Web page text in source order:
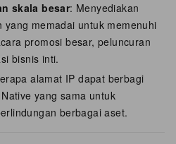
skala besar: Menyediakan
yang memadai untuk memenuhi
promosi besar, peluncuran
bisnis inti.
alamat IP dapat berbagi
yang sama untuk
berbagai aset.